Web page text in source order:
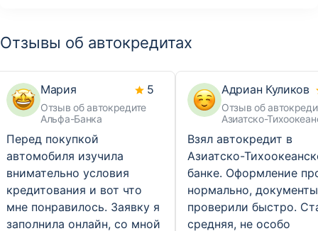
Отзывы об автокредитах
Мария
Отзыв об автокредите
Альфа-Банка
5
Перед покупкой
автомобиля изучила
внимательно условия
кредитования и вот что
мне понравилось. Заявку я
заполнила онлайн, со мной
Адриан Куликов
Отзыв об
Азиатско-
Взял автокредит в
Азиатско-
банке. Оформление
нормально, документы
проверили быстро.
средняя, не особо